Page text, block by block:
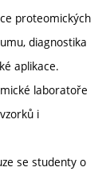
proteomických
diagnostika
aplikace.
laboratoře
i
se studenty o